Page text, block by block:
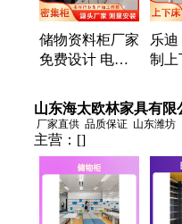
储物资料柜厂家
免费设计 电动
集存储柜 办公
室用
乐迪
制上
定做
山东海太欧林家具有限
厂家直供 品质保证 山东潍坊
主营： []